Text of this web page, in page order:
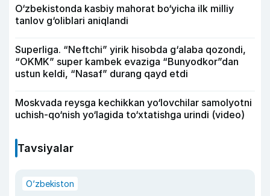
O‘zbekistonda kasbiy mahorat bo‘yicha ilk milliy
tanlov g‘oliblari aniqlandi
Superliga. “Neftchi” yirik hisobda g‘alaba qozondi,
“OKMK” super kambek evaziga “Bunyodkor”dan
ustun keldi, “Nasaf” durang qayd etdi
Moskvada reysga kechikkan yo‘lovchilar samolyotni
uchish-qo‘nish yo‘lagida to‘xtatishga urindi (video)
Tavsiyalar
O‘zbekiston